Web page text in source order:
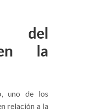
del
la
uno de los
relación a la